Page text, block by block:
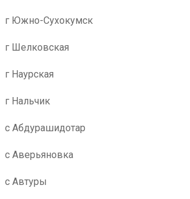
г Южно-Сухокумск
г Шелковская
г Наурская
г Нальчик
с Абдурашидотар
с Аверьяновка
с Автуры